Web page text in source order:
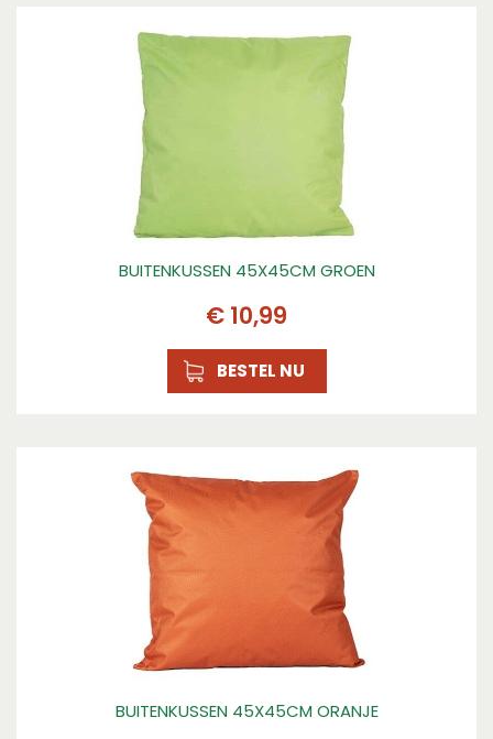
BUITENKUSSEN 45X45CM GROEN
€ 10,99
BESTEL NU
BUITENKUSSEN 45X45CM ORANJE